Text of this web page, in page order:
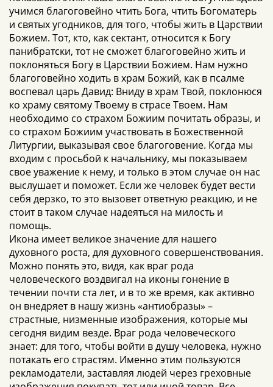
учимся благоговейно чтить Бога, чтить Богоматерь
и святых угодников, для того, чтобы жить в Царствии
Божием. Тот, кто, как сектант, относится к Богу
панибратски, тот не сможет благоговейно жить и
поклоняться Богу в Царствии Божием. Нам нужно
благоговейно ходить в храм Божий, как в псалме
воспевал царь Давид: Вниду в храм Твой, поклонюся
ко храму святому Твоему в страсе Твоем. Нам
необходимо со страхом Божиим почитать образы, и
со страхом Божиим участвовать в Божественной
Литургии, выказывая свое благоговение. Когда мы
входим с просьбой к начальнику, мы показываем
свое уважение к нему, и только в этом случае он нас
выслушает и поможет. Если же человек будет вести
себя дерзко, то это вызовет ответную реакцию, и не
стоит в таком случае надеяться на милость и
помощь.
Икона имеет великое значение для нашего
духовного роста, для духовного совершенствования.
Можно понять это, видя, как враг рода
человеческого воздвигал на иконы гонение в
течении почти ста лет, и в то же время, как активно
он внедряет в нашу жизнь «антиобразы» –
страстные, низменные изображения, которые мы
сегодня видим везде. Враг рода человеческого
знает: для того, чтобы войти в душу человека, нужно
потакать его страстям. Именно этим пользуются
рекламодатели, заставляя людей через греховные